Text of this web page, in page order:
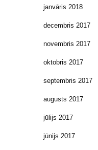
janvāris 2018
decembris 2017
novembris 2017
oktobris 2017
septembris 2017
augusts 2017
jūlijs 2017
jūnijs 2017